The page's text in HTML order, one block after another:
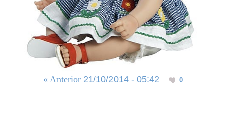
« Anterior 21/10/2014 - 05:42 0